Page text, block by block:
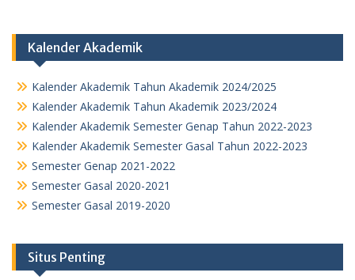
Kalender Akademik
Kalender Akademik Tahun Akademik 2024/2025
Kalender Akademik Tahun Akademik 2023/2024
Kalender Akademik Semester Genap Tahun 2022-2023
Kalender Akademik Semester Gasal Tahun 2022-2023
Semester Genap 2021-2022
Semester Gasal 2020-2021
Semester Gasal 2019-2020
Situs Penting